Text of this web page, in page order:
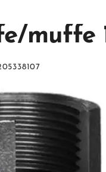
muffe